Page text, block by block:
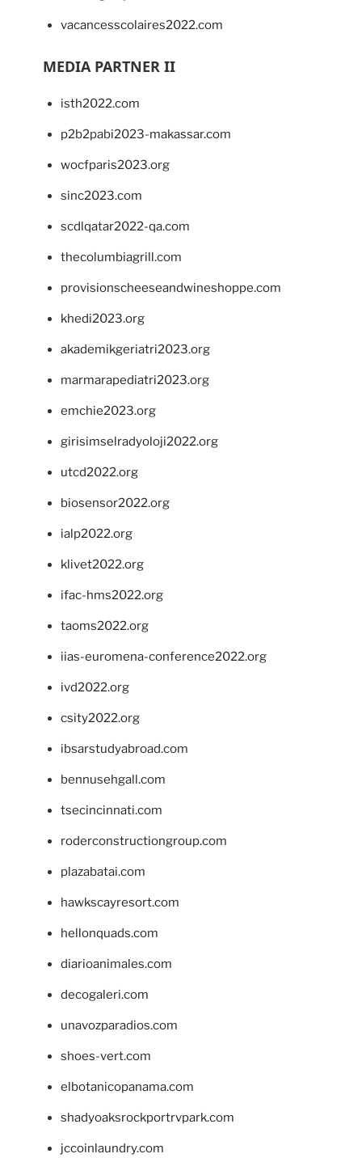
vacancesscolaires2022.com
MEDIA PARTNER II
isth2022.com
p2b2pabi2023-makassar.com
wocfparis2023.org
sinc2023.com
scdlqatar2022-qa.com
thecolumbiagrill.com
provisionscheeseandwineshoppe.com
khedi2023.org
akademikgeriatri2023.org
marmarapediatri2023.org
emchie2023.org
girisimselradyoloji2022.org
utcd2022.org
biosensor2022.org
ialp2022.org
klivet2022.org
ifac-hms2022.org
taoms2022.org
iias-euromena-conference2022.org
ivd2022.org
csity2022.org
ibsarstudyabroad.com
bennusehgall.com
tsecincinnati.com
roderconstructiongroup.com
plazabatai.com
hawkscayresort.com
hellonquads.com
diarioanimales.com
decogaleri.com
unavozparadios.com
shoes-vert.com
elbotanicopanama.com
shadyoaksrockportrvpark.com
jccoinlaundry.com